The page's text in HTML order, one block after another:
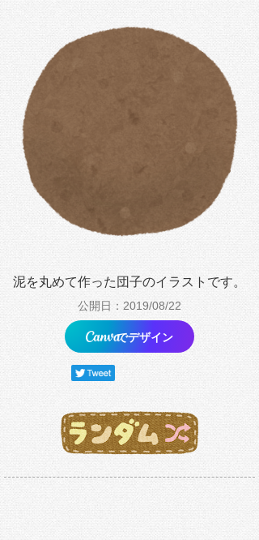
泥を丸めて作った団子のイラストです。
公開日：2019/08/22
でデザイン